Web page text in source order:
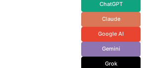
ChatGPT
Claude
Google AI
Gemini
Grok